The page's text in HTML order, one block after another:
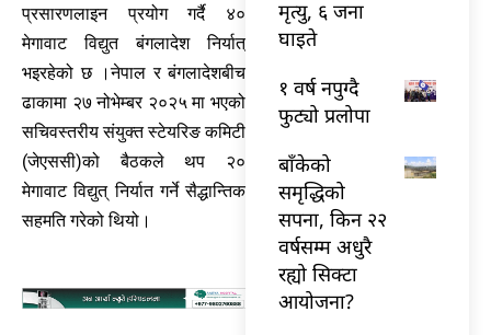
प्रसारणलाइन प्रयोग गर्दै ४०
मेगावाट विद्युत बंगलादेश निर्यात्
भइरहेको छ ।नेपाल र बंगलादेशबीच
ढाकामा २७ नोभेम्बर २०२५ मा भएको
सचिवस्तरीय संयुक्त स्टेयरिङ कमिटी
(जेएससी)को बैठकले थप २०
मेगावाट विद्युत् निर्यात गर्ने सैद्धान्तिक
सहमति गरेको थियो।
मृत्यु, ६ जना
घाइते
१ वर्ष नपुग्दै
फुट्यो प्रलोपा
बाँकेको
समृद्धिको
सपना, किन २२
वर्षसम्म अधुरै
रह्यो सिक्टा
आयोजना?